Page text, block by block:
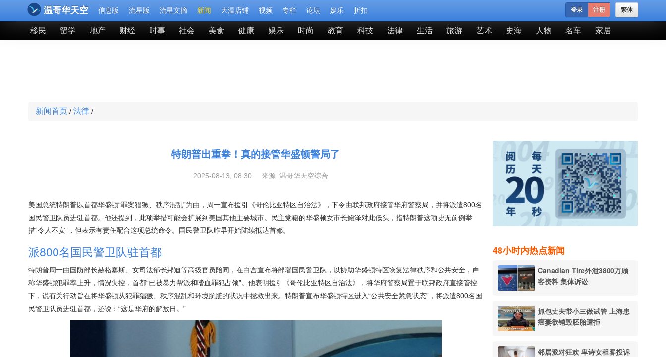
温哥华天空 信息版 流星版 流星文摘 新闻 大温店铺 视频 专栏 论坛 娱乐 折扣 繁体
登录 注册
移民 留学 地产 财经 时事 社会 美食 健康 娱乐 时尚 教育 科技 法律 生活 旅游 艺术 史海 人物 名车 家居
新闻首页 / 法律 /
特朗普出重拳！真的接管华盛顿警局了
2025-08-13, 08:30 来源: 温哥华天空综合
美国总统特朗普以首都华盛顿“罪案猖獗、秩序混乱”为由，周一宣布援引《哥伦比亚特区自治法》，下令由联邦政府接管华府警察局，并将派遣800名
国民警卫队员进驻首都。他还提到，此项举措可能会扩展到美国其他主要城市。民主党籍的华盛顿女市长鲍泽对此低头，指特朗普这项史无前例举
措“令人不安”，但表示有责任配合这项总统命令。国民警卫队昨早开始陆续抵达首都。
派800名国民警卫队驻首都
特朗普周一由国防部长赫格塞斯、女司法部长邦迪等高级官员陪同，在白宫宣布将部署国民警卫队，以协助华盛顿特区恢复法律秩序和公共安全，声
称华盛顿犯罪率上升，情况失控，首都“已被暴力帮派和嗜血罪犯占领”。他表明援引《哥伦比亚特区自治法》，将华府警察局置于联邦政府直接管控
下，说有关行动旨在将华盛顿从犯罪猖獗、秩序混乱和环境肮脏的状况中拯救出来。特朗普宣布华盛顿特区进入“公共安全紧急状态”，将派遣800名国
民警卫队员进驻首都，还说：“这是华府的解放日。”
48小时内热点新闻
Canadian Tire外泄3800万顾
客资料 集体诉讼
抓包丈夫带小三做试管 上海患
癌妻欲销毁胚胎遭拒
邻居派对狂欢 卑诗女租客投诉